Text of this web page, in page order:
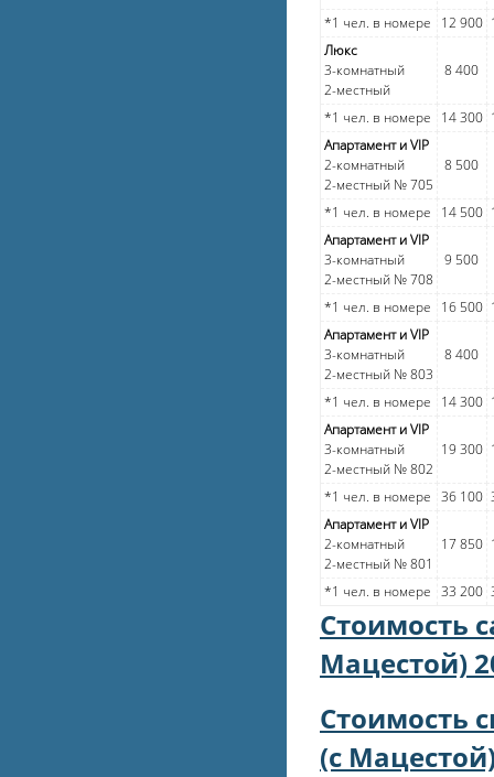
*1 чел. в номере
12 900
Люкс
3-комнатный
2-местный
8 400
*1 чел. в номере 14 300
Апартамент и VIP
2-комнатный
2-местный № 705
8 500
*1 чел. в номере 14 500
Апартамент и VIP
3-комнатный
2-местный № 708
9 500
*1 чел. в номере 16 500
Апартамент и VIP
3-комнатный
2-местный № 803
8 400
*1 чел. в номере 14 300
Апартамент и VIP
3-комнатный
2-местный № 802
19 300
*1 чел. в номере 36 100
Апартамент и VIP
2-комнатный
2-местный № 801
17 850
*1 чел. в номере 33 200
Стоимость
Мацестой)
Стоимость
(с